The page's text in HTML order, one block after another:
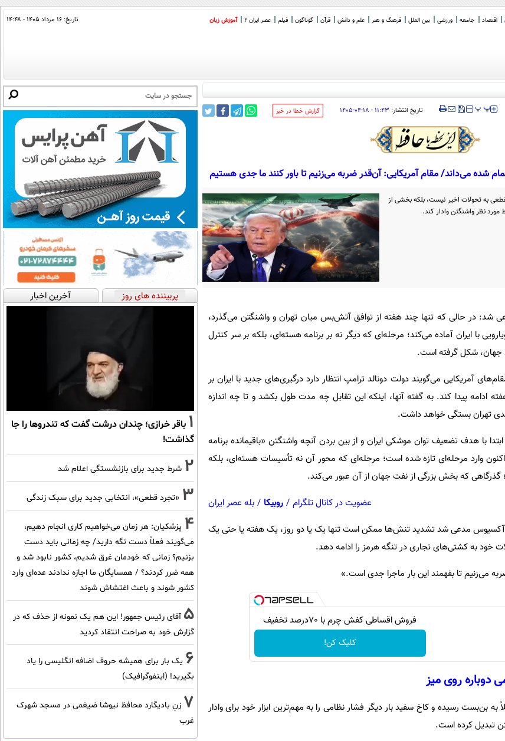
اقتصاد جامعه ورزشی بین الملل فرهنگ و هنر علم و دانش قرآن گوناگون فیلم عصر ایران 2 آموزش زبان تاریخ: ۱۶ مرداد ۱۴۰۵ - ۱۴:۴۸
‍‍‍ پ پ تاریخ انتشار: ۱۱:۴۳ - ۱۸-۰۴-۱۴۰۵ ‌گزارش خطا در خبر
شده می‌داند/ مقام آمریکایی: آن‌قدر ضربه می‌زنیم تا باور کنند ما جدی هستیم
به تحولات اخیر نیست، بلکه بخشی از
نظر واشنگتن وادار کند.
شد: در حالی که تنها چند هفته از توافق آتش‌بس میان تهران و واشنگتن می‌گذرد،
با ایران آماده می‌کند؛ مرحله‌ای که دیگر نه بر برنامه هسته‌ای، بلکه بر سر کنترل
جهان، شکل گرفته است.
آمریکایی می‌گویند دولت دونالد ترامپ انتظار دارد درگیری‌های جدید با ایران بر
ادامه پیدا کند. به گفته آنها، اینکه این تقابل چه مدت طول بکشد و تا چه اندازه
تهران بستگی خواهد داشت.
با هدف تضعیف توان موشکی ایران و از بین بردن آنچه واشنگتن «باقیمانده برنامه
وارد مرحله‌ای تازه شده است؛ مرحله‌ای که محور آن نه تأسیسات هسته‌ای، بلکه
گذرگاهی که بخش بزرگی از نفت جهان از آن عبور می‌کند.
عضویت در کانال تلگرام / روبیکا / بله عصر ایران
آکسیوس مدعی شد تشدید تنش‌ها ممکن است تنها یک یا دو روز، یک هفته یا حتی یک
خود به کشتی‌های تجاری در تنگه هرمز را ادامه دهد.
می‌زنیم تا بفهمند این بار ماجرا جدی است.»
فروش اقساطی کفش چرم با 70درصد تخفیف
کلیک کن!
دوباره روی میز
به بن‌بست رسیده و کاخ سفید بار دیگر فشار نظامی را به مهم‌ترین ابزار خود برای وادار
تبدیل کرده است.
پربیننده های روز آخرین اخبار
1 باقر خرازی؛ چندان درشت گفت که تندروها را جا
گذاشت!
2 شرط جدید برای بازنشستگی اعلام شد
3 «تجرد قطعی»، انتخابی جدید برای سبک زندگی
4 پزشکیان: هر زمان می‌خواهیم کاری انجام دهیم،
می‌گویند فعلاً دست نگه دارید/ چه زمانی باید دست
بزنیم؟ زمانی که خودمان غرق شدیم، کشور نابود شد و
همه ضرر کردند؟ / همسایگان ما اجازه ندادند عده‌ای وارد
کشور شوند و باعث اغتشاش شوند
5 آقای رئیس جمهور! این هم یک نمونه از حذف که در
گزارش خود به صراحت انتقاد کردید
6 یک بار برای همیشه حروف اضافه انگلیسی را یاد
بگیرید! (اینفوگرافیک)
7 زنِ بادیگارد محافظ نیوشا ضیغمی در مسجد شهرک
غرب